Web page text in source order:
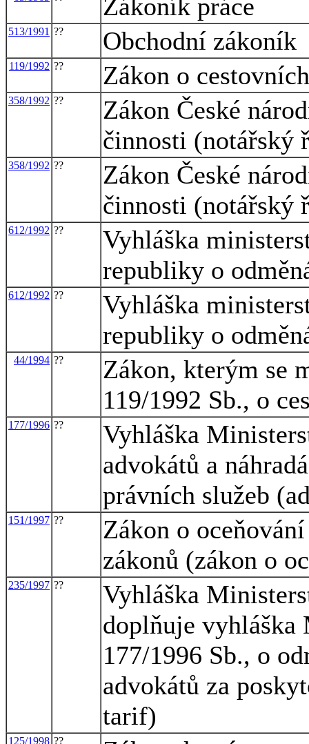
Zákoník práce
513/1991 ?? Obchodní zákoník
119/1992 ?? Zákon o
358/1992 ??
Zákon České
činnosti (notářský
358/1992 ??
Zákon České
činnosti (notářský
612/1992 ??
Vyhláška
republiky o
612/1992 ??
Vyhláška
republiky o
44/1994 ??
Zákon, kterým se
119/1992 Sb., o
177/1996 ??
Vyhláška
advokátů a
právních služeb
151/1997 ??
Zákon o
zákonů (zákon o
235/1997 ??
Vyhláška
doplňuje vyhláška
177/1996 Sb., o
advokátů za
tarif)
125/1998 ??